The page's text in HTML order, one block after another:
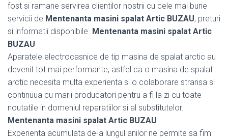
fost si ramane servirea clientilor nostrii cu cele mai bune
servicii de Mentenanta masini spalat Artic BUZAU, preturi
si informatii disponibile. Mentenanta masini spalat Artic
BUZAU
Aparatele electrocasnice de tip masina de spalat arctic au
devenit tot mai performante, astfel ca o masina de spalat
arctic necesita multa experienta si o colaborare stransa si
continuua cu marii producatori pentru a fi la zi cu toate
noutatile in domeniul reparatiilor si al substitutelor.
Mentenanta masini spalat Artic BUZAU
Experienta acumulata de-a lungul anilor ne permite sa fim